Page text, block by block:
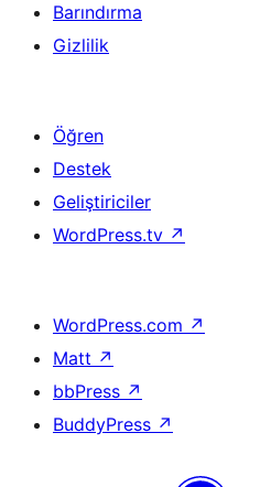
Barındırma
Gizlilik
Öğren
Destek
Geliştiriciler
WordPress.tv ↗
WordPress.com ↗
Matt ↗
bbPress ↗
BuddyPress ↗